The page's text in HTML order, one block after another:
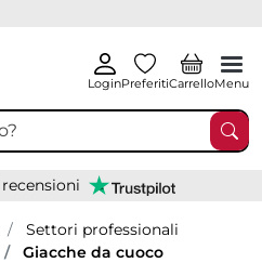
LoginPreferitiCarrelloMenu
recensioni
Settori professionali
Giacche da cuoco